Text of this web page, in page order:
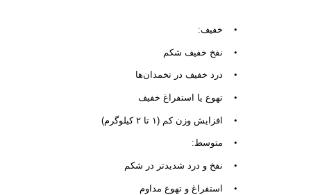
• خفیف:
• نفخ خفیف شکم
• درد خفیف در تخمدان‌ها
• تهوع یا استفراغ خفیف
• افزایش وزن کم (۱ تا ۲ کیلوگرم)
• متوسط:
• نفخ و درد شدیدتر در شکم
• استفراغ و تهوع مداوم